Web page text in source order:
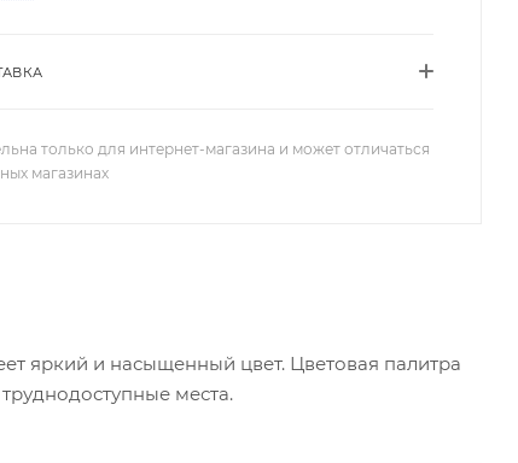
только для интернет-магазина и может отличаться
магазинах
яркий и насыщенный цвет. Цветовая палитра
места.